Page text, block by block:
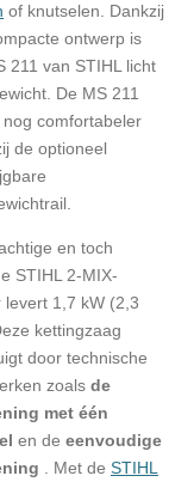
of knutselen. Dankzij
ontwerp is
211 van STIHL licht
De MS 211
comfortabeler
de optioneel
en toch
STIHL 2-MIX-
levert 1,7 kW (2,3
kettingzaag
door technische
zoals de
met één
en de eenvoudige
. Met de STIHL